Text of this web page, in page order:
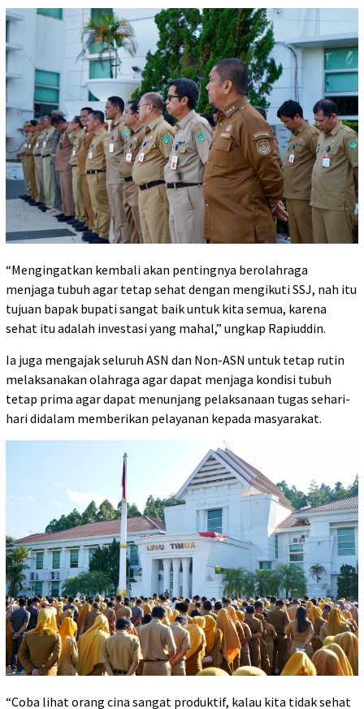
“Mengingatkan kembali akan pentingnya berolahraga
menjaga tubuh agar tetap sehat dengan mengikuti SSJ, nah itu
tujuan bapak bupati sangat baik untuk kita semua, karena
sehat itu adalah investasi yang mahal,” ungkap Rapiuddin.
Ia juga mengajak seluruh ASN dan Non-ASN untuk tetap rutin
melaksanakan olahraga agar dapat menjaga kondisi tubuh
tetap prima agar dapat menunjang pelaksanaan tugas sehari-
hari didalam memberikan pelayanan kepada masyarakat.
“Coba lihat orang cina sangat produktif, kalau kita tidak sehat